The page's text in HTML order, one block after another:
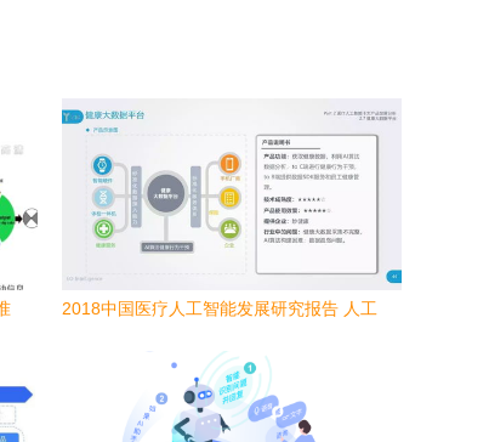
2018中国医疗人工智能发展研究报告 人工